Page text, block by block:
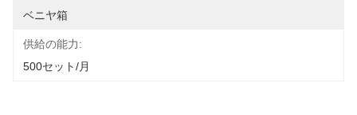
ベニヤ箱
供給の能力:
500セット/月